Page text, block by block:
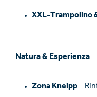
XXL-Trampolino
Natura & Esperienza
Zona Kneipp–